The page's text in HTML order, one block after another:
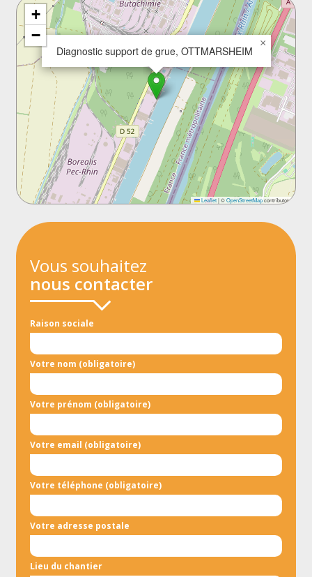
Diagnostic support de grue, OTTMARSHEIM
×
+
−
Leaflet |©OpenStreetMapcontributors
Vous souhaitez
nous contacter
Raison sociale
Votre nom (obligatoire)
Votre prénom (obligatoire)
Votre email (obligatoire)
Votre téléphone (obligatoire)
Votre adresse postale
Lieu du chantier